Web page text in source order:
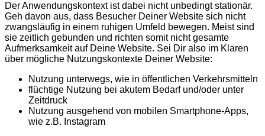
Der Anwendungskontext ist dabei nicht unbedingt stationär.
Geh davon aus, dass Besucher Deiner Website sich nicht
zwangsläufig in einem ruhigen Umfeld bewegen. Meist sind
sie zeitlich gebunden und richten somit nicht gesamte
Aufmerksamkeit auf Deine Website. Sei Dir also im Klaren
über mögliche Nutzungskontexte Deiner Website:
Nutzung unterwegs, wie in öffentlichen Verkehrsmitteln
flüchtige Nutzung bei akutem Bedarf und/oder unter
Zeitdruck
Nutzung ausgehend von mobilen Smartphone-Apps,
wie z.B. Instagram